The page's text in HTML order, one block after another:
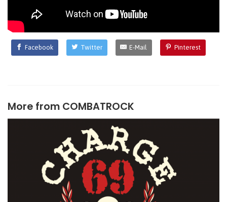
Facebook Twitter E-Mail Pinterest
More from COMBATROCK